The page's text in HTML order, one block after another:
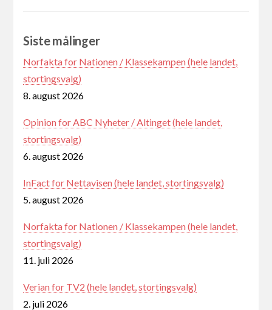
Siste målinger
Norfakta for Nationen / Klassekampen (hele landet,
stortingsvalg)
8. august 2026
Opinion for ABC Nyheter / Altinget (hele landet,
stortingsvalg)
6. august 2026
InFact for Nettavisen (hele landet, stortingsvalg)
5. august 2026
Norfakta for Nationen / Klassekampen (hele landet,
stortingsvalg)
11. juli 2026
Verian for TV2 (hele landet, stortingsvalg)
2. juli 2026